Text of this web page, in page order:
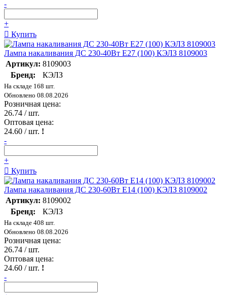
-
+
Купить
Лампа накаливания ДС 230-40Вт E27 (100) КЭЛЗ 8109003
Артикул: 8109003
Бренд:
КЭЛЗ
На складе 168 шт.
Обновлено 08.08.2026
Розничная цена:
26.74 / шт.
Оптовая цена:
24.60 / шт. !
-
+
Купить
Лампа накаливания ДС 230-60Вт E14 (100) КЭЛЗ 8109002
Артикул: 8109002
Бренд:
КЭЛЗ
На складе 408 шт.
Обновлено 08.08.2026
Розничная цена:
26.74 / шт.
Оптовая цена:
24.60 / шт. !
-